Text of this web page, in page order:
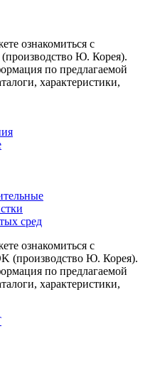
ознакомиться с
Ю. Корея).
по предлагаемой
характеристики,
сред
ознакомиться с
(производство Ю. Корея).
по предлагаемой
характеристики,